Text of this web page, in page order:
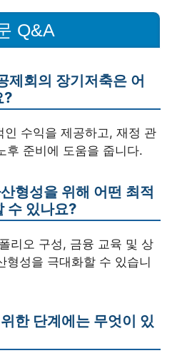
Q&A
제회의 장기저축은 어
?
인 수익을 제공하고, 재정 관
후 준비에 도움을 줍니다.
형성을 위해 어떤 최적
수 있나요?
리오 구성, 금융 교육 및 상
형성을 극대화할 수 있습니
한 단계에는 무엇이 있